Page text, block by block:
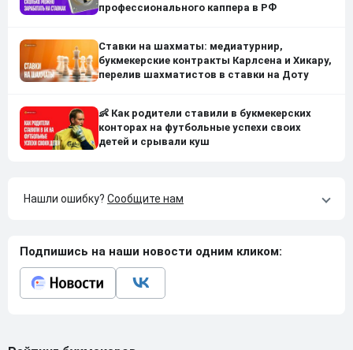
профессионального каппера в РФ
Ставки на шахматы: медиатурнир,
букмекерские контракты Карлсена и Хикару,
перелив шахматистов в ставки на Доту
👶 Как родители ставили в букмекерских
конторах на футбольные успехи своих
детей и срывали куш
Нашли ошибку? Сообщите нам
Подпишись на наши новости одним кликом: